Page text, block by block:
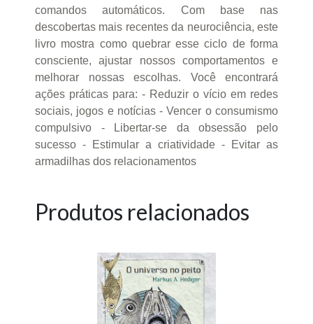
comandos automáticos. Com base nas
descobertas mais recentes da neurociência, este
livro mostra como quebrar esse ciclo de forma
consciente, ajustar nossos comportamentos e
melhorar nossas escolhas. Você encontrará
ações práticas para: - Reduzir o vício em redes
sociais, jogos e notícias - Vencer o consumismo
compulsivo - Libertar-se da obsessão pelo
sucesso - Estimular a criatividade - Evitar as
armadilhas dos relacionamentos
Produtos relacionados